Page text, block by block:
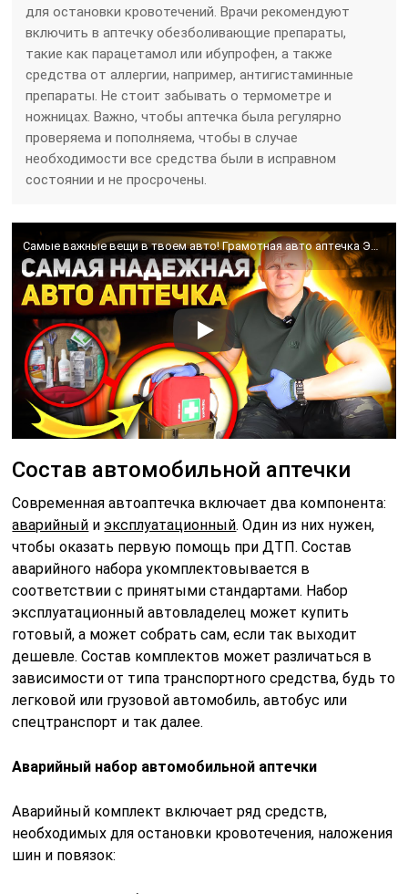
для остановки кровотечений. Врачи рекомендуют
включить в аптечку обезболивающие препараты,
такие как парацетамол или ибупрофен, а также
средства от аллергии, например, антигистаминные
препараты. Не стоит забывать о термометре и
ножницах. Важно, чтобы аптечка была регулярно
проверяема и пополняема, чтобы в случае
необходимости все средства были в исправном
состоянии и не просрочены.
Самые важные вещи в твоем авто! Грамотная авто аптечка Эда Халилова
Состав автомобильной аптечки
Современная автоаптечка включает два компонента:
аварийный иэксплуатационный. Один из них нужен,
чтобы оказать первую помощь при ДТП. Состав
аварийного набора укомплектовывается в
соответствии с принятыми стандартами. Набор
эксплуатационный автовладелец может купить
готовый, а может собрать сам, если так выходит
дешевле. Состав комплектов может различаться в
зависимости от типа транспортного средства, будь то
легковой или грузовой автомобиль, автобус или
спецтранспорт и так далее.
Аварийный набор автомобильной аптечки
Аварийный комплект включает ряд средств,
необходимых для остановки кровотечения, наложения
шин и повязок: